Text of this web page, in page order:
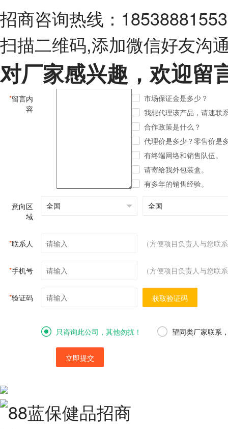
招商咨询热线：18538881553
扫描二维码,添加微信好友沟
对厂家感兴趣，欢迎留
*留言内
容
市场保证金是多少？
我想代理该产品，请速联
合作政策是什么？
代理价是多少？零售价是
有终端网络和销售队伍。
请寄给我外包装盒。
有多年的销售经验。
意向区
域
*联系人 （方便项目负责人与您联
*手机号 （方便项目负责人与您联
*验证码 获取验证码
只咨询此公司，其他勿扰！ 望同类厂家联系
立即提交